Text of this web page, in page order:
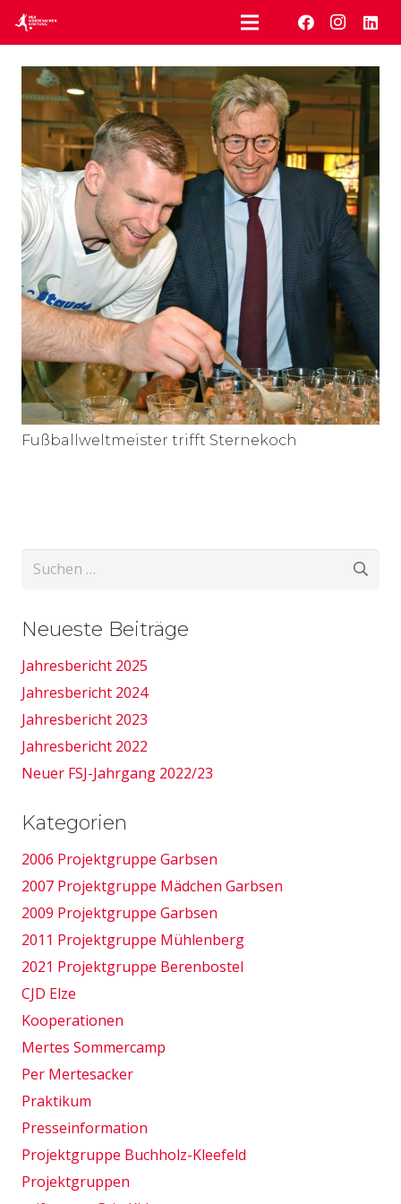
Fußballweltmeister trifft Sternekoch
Suchen
Neueste Beiträge
Jahresbericht 2025
Jahresbericht 2024
Jahresbericht 2023
Jahresbericht 2022
Neuer FSJ-Jahrgang 2022/23
Kategorien
2006 Projektgruppe Garbsen
2007 Projektgruppe Mädchen Garbsen
2009 Projektgruppe Garbsen
2011 Projektgruppe Mühlenberg
2021 Projektgruppe Berenbostel
CJD Elze
Kooperationen
Mertes Sommercamp
Per Mertesacker
Praktikum
Presseinformation
Projektgruppe Buchholz-Kleefeld
Projektgruppen